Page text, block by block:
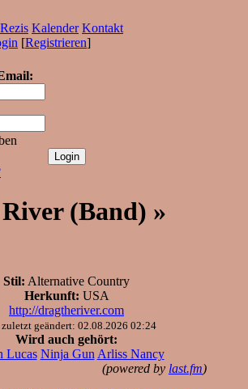
Rezis Kalender Kontakt
[Registrieren]
(Band) »
Stil: Alternative Country
Herkunft: USA
http://dragtheriver.com
geändert: 02.08.2026 02:24
Wird auch gehört:
Lucas Ninja Gun Arliss Nancy
(powered by last.fm)